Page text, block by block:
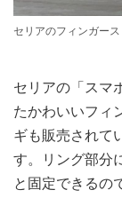
セリアのフィンガー
セリアの「スマ
たかわいいフィ
ギも販売されて
す。リング部分
と固定できるの